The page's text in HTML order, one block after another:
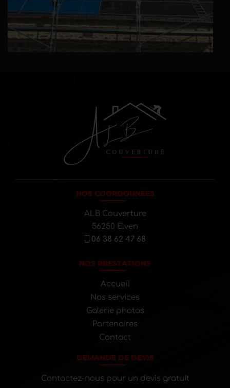
NOS COORDONNÉES
ALB Couverture
56250 Elven
06 38 62 47 68
NOS PRESTATIONS
Accueil
Nos services
Galerie photos
Partenaires
Contact
DEMANDE DE DEVIS
Contactez-nous pour un devis gratuit